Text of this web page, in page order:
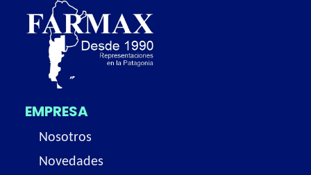
EMPRESA
Nosotros
Novedades